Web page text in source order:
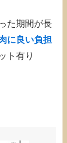
た期間が長
に良い負担
ト有り